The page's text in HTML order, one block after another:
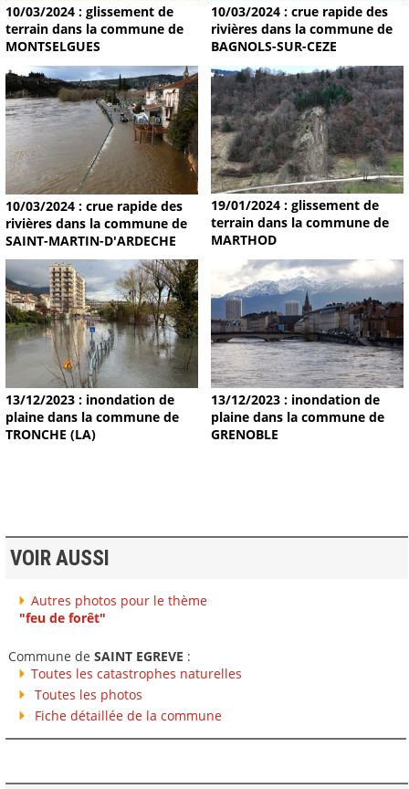
10/03/2024 : glissement de
terrain dans la commune de
MONTSELGUES
10/03/2024 : crue rapide des
rivières dans la commune de
BAGNOLS-SUR-CEZE
10/03/2024 : crue rapide des
rivières dans la commune de
SAINT-MARTIN-D'ARDECHE
19/01/2024 : glissement de
terrain dans la commune de
MARTHOD
13/12/2023 : inondation de
plaine dans la commune de
TRONCHE (LA)
13/12/2023 : inondation de
plaine dans la commune de
GRENOBLE
VOIR AUSSI
Autres photos pour le thème
"feu de forêt"
Commune de SAINT EGREVE :
Toutes les catastrophes naturelles
Toutes les photos
Fiche détaillée de la commune